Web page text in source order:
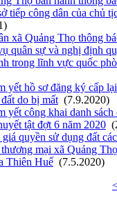
tiếp công dân của chủ
xã Quảng Thọ thông
quân sự và nghị định
trong lĩnh vực quốc
yết hồ sơ đăng ký cấp
do bị mất (7.9.2020)
yết công khai danh
tật đợt 6 năm 2020
quyền sử dụng đất
mại xã Quảng
Thiên Huế (7.5.2020)